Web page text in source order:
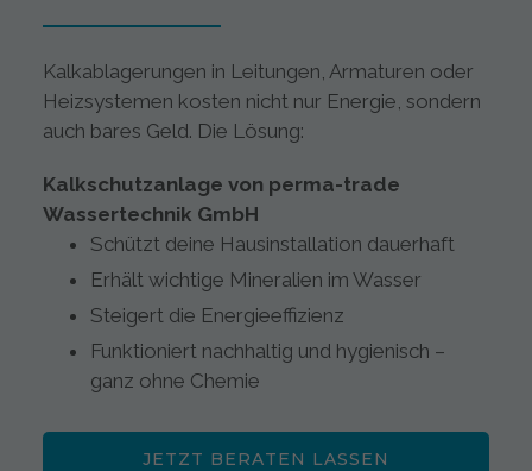
Kalkablagerungen in Leitungen, Armaturen oder
Heizsystemen kosten nicht nur Energie, sondern
auch bares Geld. Die Lösung:
Kalkschutzanlage von perma-trade
Wassertechnik GmbH
Schützt deine Hausinstallation dauerhaft
Erhält wichtige Mineralien im Wasser
Steigert die Energieeffizienz
Funktioniert nachhaltig und hygienisch –
ganz ohne Chemie
JETZT BERATEN LASSEN